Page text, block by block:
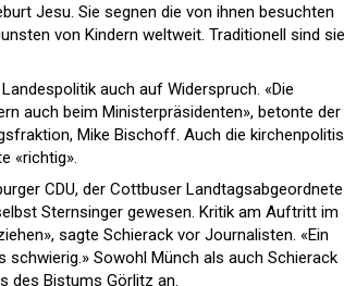
Jesu. Sie segnen die von ihnen besuchten
von Kindern weltweit. Traditionell sind sie
auch auf Widerspruch. «Die
auch beim Ministerpräsidenten», betonte der
Mike Bischoff. Auch die
«richtig».
CDU, der Cottbuser Landtagsabgeordnete
Sternsinger gewesen. Kritik am Auftritt im
sagte Schierack vor Journalisten. «Ein
Sowohl Münch als auch Schierack
des Bistums Görlitz an.